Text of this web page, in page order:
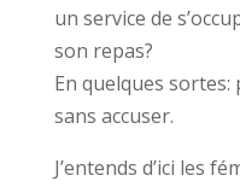
un service de
son repas?
En quelques
sans accuser.
J’entends d’ici les